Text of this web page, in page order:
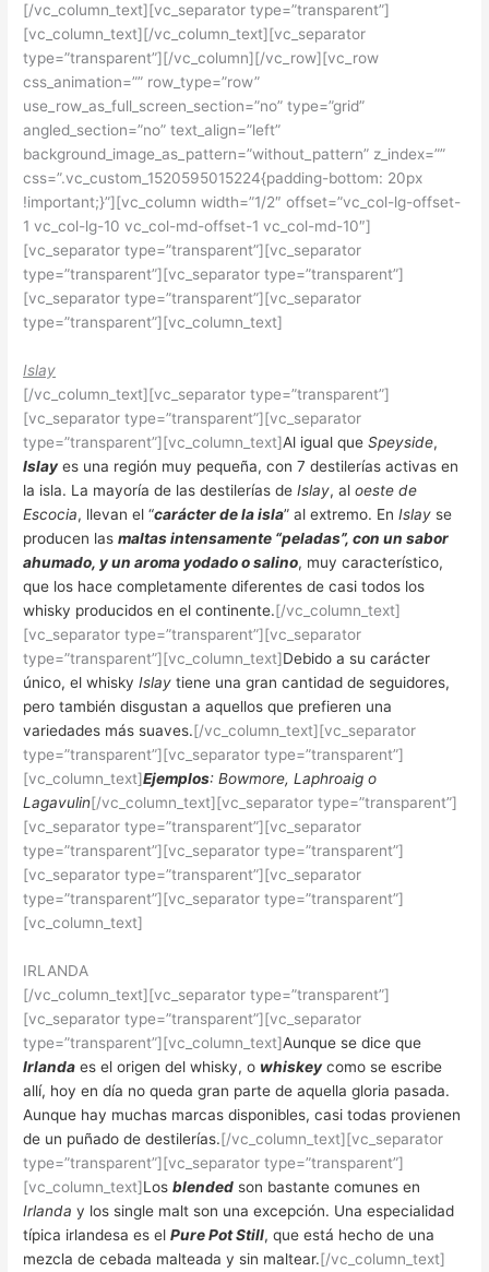
[/vc_column_text][vc_separator type=”transparent”]
[vc_column_text][/vc_column_text][vc_separator
type=”transparent”][/vc_column][/vc_row][vc_row
css_animation=”” row_type=”row”
use_row_as_full_screen_section=”no” type=”grid”
angled_section=”no” text_align=”left”
background_image_as_pattern=”without_pattern” z_index=””
css=”.vc_custom_1520595015224{padding-bottom: 20px
!important;}”][vc_column width=”1/2″ offset=”vc_col-lg-offset-
1 vc_col-lg-10 vc_col-md-offset-1 vc_col-md-10″]
[vc_separator type=”transparent”][vc_separator
type=”transparent”][vc_separator type=”transparent”]
[vc_separator type=”transparent”][vc_separator
type=”transparent”][vc_column_text]
Islay
[/vc_column_text][vc_separator type=”transparent”]
[vc_separator type=”transparent”][vc_separator
type=”transparent”][vc_column_text]Al igual queSpeyside,
Islayes una región muy pequeña, con 7 destilerías activas en
la isla. La mayoría de las destilerías deIslay, aloeste de
Escocia, llevan el “carácter de la isla” al extremo. EnIslay se
producen lasmaltas intensamente “peladas”, con un sabor
ahumado, y un aroma yodado o salino, muy característico,
que los hace completamente diferentes de casi todos los
whisky producidos en el continente.[/vc_column_text]
[vc_separator type=”transparent”][vc_separator
type=”transparent”][vc_column_text]Debido a su carácter
único, el whiskyIslay tiene una gran cantidad de seguidores,
pero también disgustan a aquellos que prefieren una
variedades más suaves.[/vc_column_text][vc_separator
type=”transparent”][vc_separator type=”transparent”]
[vc_column_text]Ejemplos: Bowmore, Laphroaig o
Lagavulin[/vc_column_text][vc_separator type=”transparent”]
[vc_separator type=”transparent”][vc_separator
type=”transparent”][vc_separator type=”transparent”]
[vc_separator type=”transparent”][vc_separator
type=”transparent”][vc_separator type=”transparent”]
[vc_column_text]
IRLANDA
[/vc_column_text][vc_separator type=”transparent”]
[vc_separator type=”transparent”][vc_separator
type=”transparent”][vc_column_text]Aunque se dice que
Irlanda es el origen del whisky, o whiskeycomo se escribe
allí, hoy en día no queda gran parte de aquella gloria pasada.
Aunque hay muchas marcas disponibles, casi todas provienen
de un puñado de destilerías.[/vc_column_text][vc_separator
type=”transparent”][vc_separator type=”transparent”]
[vc_column_text]Losblended son bastante comunes en
Irlanda y los single malt son una excepción. Una especialidad
típica irlandesa es elPure Pot Still, que está hecho de una
mezcla de cebada malteada y sin maltear.[/vc_column_text]